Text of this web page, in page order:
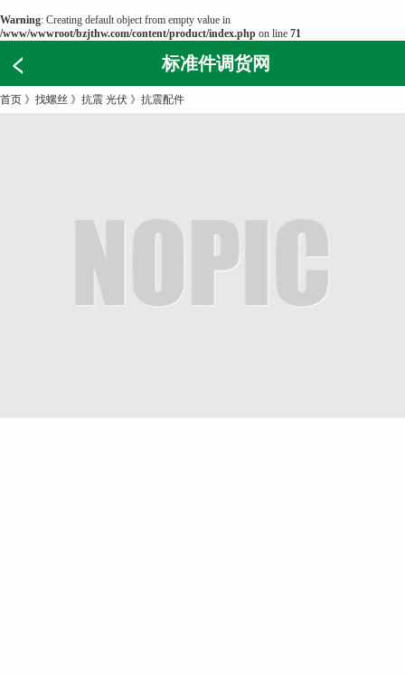
Warning: Creating default object from empty value in
/www/wwwroot/bzjthw.com/content/product/index.php on line 71
标准件调货网
首页 》 找螺丝 》 抗震 光伏 》 抗震配件